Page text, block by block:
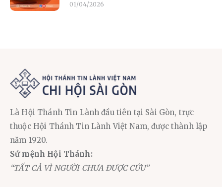
01/04/2026
Là Hội Thánh Tin Lành đầu tiên tại Sài Gòn, trực
thuộc Hội Thánh Tin Lành Việt Nam, được thành lập
năm 1920.
Sứ mệnh Hội Thánh:
“TẤT CẢ VÌ NGƯỜI CHƯA ĐƯỢC CỨU”